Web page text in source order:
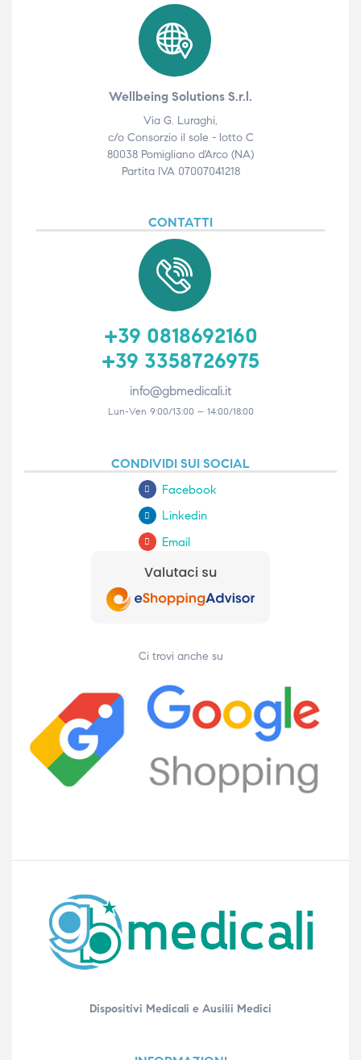
Wellbeing Solutions S.r.l.
Via G. Luraghi,
c/o Consorzio il sole - lotto C
80038 Pomigliano d'Arco (NA)
Partita IVA 07007041218
CONTATTI
+39 0818692160
+39 3358726975
info@gbmedicali.it
Lun-Ven 9:00/13:00 – 14:00/18:00
CONDIVIDI SUI SOCIAL
Facebook
Linkedin
Email
Ci trovi anche su
Dispositivi Medicali e Ausilii Medici